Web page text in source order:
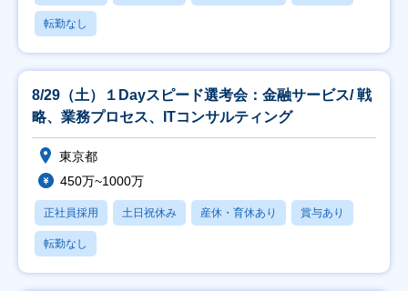
転勤なし
8/29（土）１Dayスピード選考会：金融サービス/ 戦
略、業務プロセス、ITコンサルティング
東京都
450万~1000万
正社員採用 土日祝休み 産休・育休あり 賞与あり
転勤なし